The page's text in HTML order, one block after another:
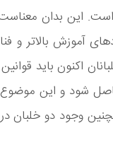
این بدان معناست
آموزش بالاتر و
اکنون باید
حاصل شود و این
وجود دو خلبان